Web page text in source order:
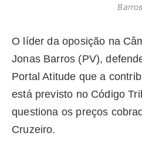
O líder da oposição na
Jonas Barros (PV),
Portal Atitude que a
está previsto no Código
questiona os preços
Cruzeiro.